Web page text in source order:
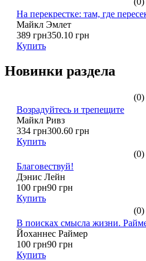
На перекрестке: там, где
Майкл Эмлет
389 грн350.10 грн
Купить
Новинки раздела
(0)
Возрадуйтесь и трепещите
Майкл Ривз
334 грн300.60 грн
Купить
(0)
Благовествуй!
Дэнис Лейн
100 грн90 грн
Купить
(0)
В поисках смысла жизни.
Йоханнес Раймер
100 грн90 грн
Купить